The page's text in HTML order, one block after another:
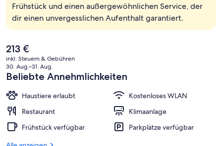
Frühstück und einen außergewöhnlichen Service, der
dir einen unvergesslichen Aufenthalt garantiert.
Der
aktuelle
Preis
beträgt
213 €.
213 €
inkl. Steuern & Gebühren
30. Aug.–31. Aug.
Beliebte Annehmlichkeiten
Haustiere erlaubt
Kostenloses WLAN
Restaurant
Klimaanlage
Frühstück verfügbar
Parkplätze verfügbar